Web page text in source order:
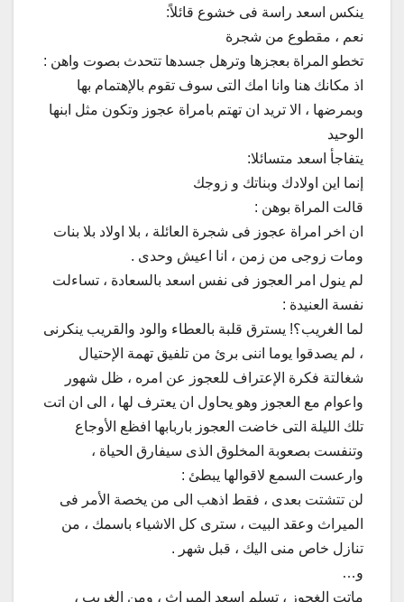
ينكس اسعد راسة فى خشوع قائلاً:
نعم ، مقطوع من شجرة
تخطو المراة بعجزها وترهل جسدها تتحدث بصوت واهن :
اذ مكانك هنا وانا امك التى سوف تقوم بالإهتمام بها
وبمرضها ، الا تريد ان تهتم بامراة عجوز وتكون مثل ابنها
الوحيد
يتفاجأ اسعد متسائلا:
إنما اين اولادك وبناتك و زوجك
قالت المراة بوهن :
ان اخر امراة عجوز فى شجرة العائلة ، بلا اولاد بلا بنات
ومات زوجى من زمن ، انا اعيش وحدى .
لم ينول امر العجوز فى نفس اسعد بالسعادة ، تساءلت
نفسة العنيدة :
لما الغريب؟! يسترق قلبة بالعطاء والود والقريب ينكرنى
، لم يصدقوا يوما اننى برئ من تلفيق تهمة الإحتيال
شغالتة فكرة الإعتراف للعجوز عن امره ، ظل شهور
واعوام مع العجوز وهو يحاول ان يعترف لها ، الى ان اتت
تلك الليلة التى خاضت العجوز باربابها افظع الأوجاع
وتنفست بصعوبة المخلوق الذى سيفارق الحياة ،
وارعست السمع لاقوالها يبطئ :
لن تتشتت بعدى ، فقط اذهب الى من يخصة الأمر فى
الميراث وعقد البيت ، سترى كل الاشياء باسمك ، من
تنازل خاص منى اليك ، قبل شهر .
و…
ماتت الغجوز ، تسلم اسعد الميراث ، ومن الغريب ،